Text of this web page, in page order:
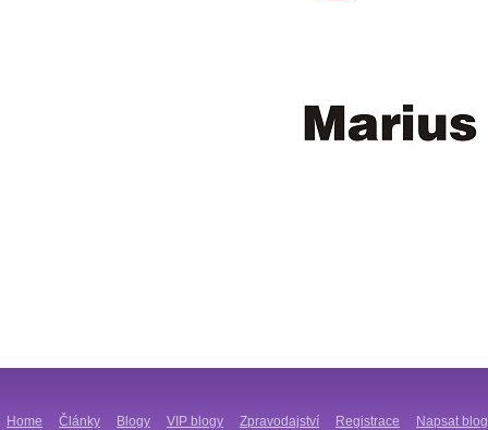
Home Články Blogy VIP blogy Zpravodajství Registrace Napsat blog